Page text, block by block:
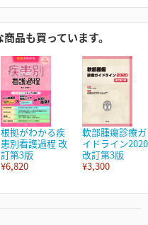
品も買っています。
根拠がわかる疾
患別看護過程 改
訂第3版
¥6,820
軟部腫瘍診療ガ
イドライン2020
改訂第3版
¥3,300